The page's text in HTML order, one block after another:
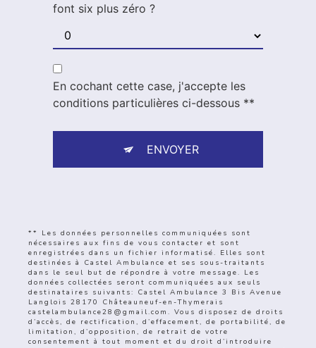
font six plus zéro ?
En cochant cette case, j'accepte les
conditions particulières ci-dessous **
ENVOYER
** Les données personnelles communiquées sont
nécessaires aux fins de vous contacter et sont
enregistrées dans un fichier informatisé. Elles sont
destinées à Castel Ambulance et ses sous-traitants
dans le seul but de répondre à votre message. Les
données collectées seront communiquées aux seuls
destinataires suivants: Castel Ambulance 3 Bis Avenue
Langlois 28170 Châteauneuf-en-Thymerais
castelambulance28@gmail.com. Vous disposez de droits
d’accès, de rectification, d’effacement, de portabilité, de
limitation, d’opposition, de retrait de votre
consentement à tout moment et du droit d’introduire